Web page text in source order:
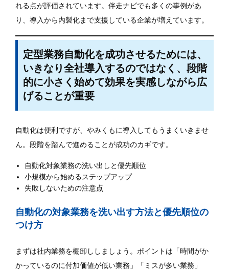
れる点が評価されています。伴走ナビでも多くの事例があ
り、導入から内製化まで支援している企業が増えています。
定型業務自動化を成功させるためには、
いきなり全社導入するのではなく、段階
的に小さく始めて効果を実感しながら広
げることが重要
自動化は便利ですが、やみくもに導入してもうまくいきませ
ん。段階を踏んで進めることが成功のカギです。
自動化対象業務の洗い出しと優先順位
小規模から始めるステップアップ
失敗しないための注意点
自動化の対象業務を洗い出す方法と優先順位の
つけ方
まずは社内業務を棚卸ししましょう。ポイントは「時間がか
かっているのに付加価値が低い業務」「ミスが多い業務」